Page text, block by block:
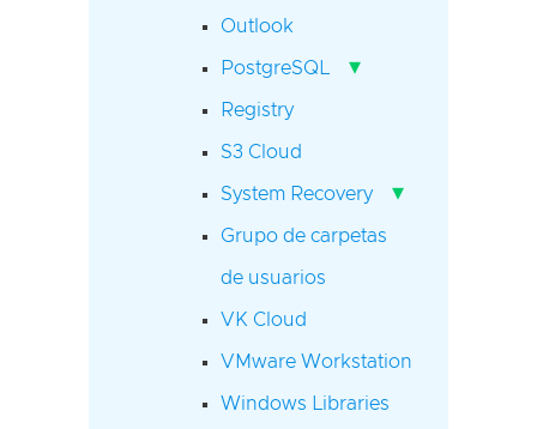
Outlook
PostgreSQL ▾
Registry
S3 Cloud
System Recovery ▾
Grupo de carpetas
de usuarios
VK Cloud
VMware Workstation
Windows Libraries